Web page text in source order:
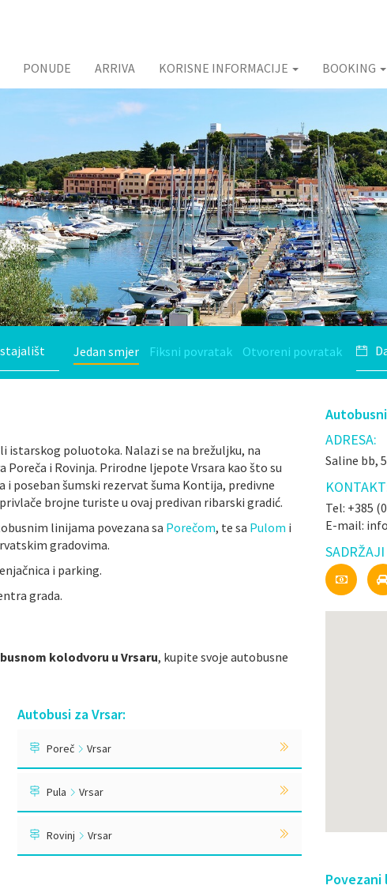
PONUDE ARRIVA KORISNE INFORMACIJE BOOKING
Jedan smjer Fiksni povratak Otvoreni povratak
poluotoka. Nalazi se na brežuljku, na
i Rovinja. Prirodne ljepote Vrsara kao što su
poseban šumski rezervat šuma Kontija, predivne
brojne turiste u ovaj predivan ribarski gradić.
linijama povezana sa Porečom, te sa Pulom i
gradovima.
i parking.
grada.
kolodvoru u Vrsaru, kupite svoje autobusne
Autobusi za Vrsar:
Poreč Vrsar
Pula Vrsar
Rovinj Vrsar
ADRESA:
Saline bb,
Tel: +385
E-mail:
Povezani